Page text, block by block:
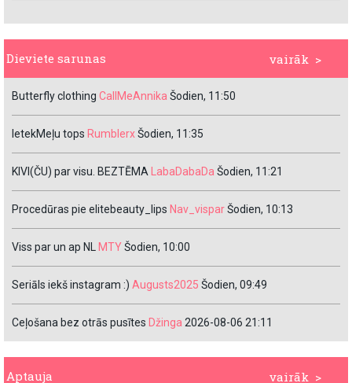
vairāk >
Dieviete sarunas
Butterfly clothing CallMeAnnika Šodien, 11:50
IetekMeļu tops RumblerxŠodien, 11:35
KIVI(ČU) par visu. BEZTĒMA LabaDabaDa Šodien, 11:21
Procedūras pie elitebeauty_lips Nav_visparŠodien, 10:13
Viss par un ap NL MTYŠodien, 10:00
Seriāls iekš instagram :) Augusts2025 Šodien, 09:49
Ceļošana bez otrās pusītes Džinga 2026-08-06 21:11
vairāk >
Aptauja